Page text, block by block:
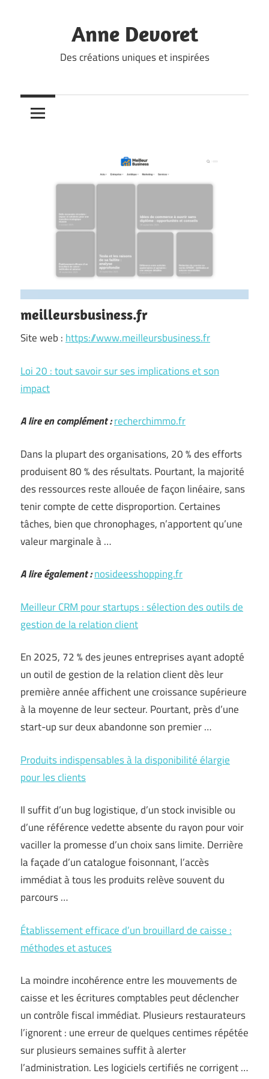
Anne Devoret
Des créations uniques et inspirées
meilleursbusiness.fr
Site web : https://www.meilleursbusiness.fr
Loi 20 : tout savoir sur ses implications et son
impact
A lire en complément :recherchimmo.fr
Dans la plupart des organisations, 20 % des efforts
produisent 80 % des résultats. Pourtant, la majorité
des ressources reste allouée de façon linéaire, sans
tenir compte de cette disproportion. Certaines
tâches, bien que chronophages, n’apportent qu’une
valeur marginale à …
A lire également :nosideesshopping.fr
Meilleur CRM pour startups : sélection des outils de
gestion de la relation client
En 2025, 72 % des jeunes entreprises ayant adopté
un outil de gestion de la relation client dès leur
première année affichent une croissance supérieure
à la moyenne de leur secteur. Pourtant, près d’une
start-up sur deux abandonne son premier …
Produits indispensables à la disponibilité élargie
pour les clients
Il suffit d’un bug logistique, d’un stock invisible ou
d’une référence vedette absente du rayon pour voir
vaciller la promesse d’un choix sans limite. Derrière
la façade d’un catalogue foisonnant, l’accès
immédiat à tous les produits relève souvent du
parcours …
Établissement efficace d’un brouillard de caisse :
méthodes et astuces
La moindre incohérence entre les mouvements de
caisse et les écritures comptables peut déclencher
un contrôle fiscal immédiat. Plusieurs restaurateurs
l’ignorent : une erreur de quelques centimes répétée
sur plusieurs semaines suffit à alerter
l’administration. Les logiciels certifiés ne corrigent …